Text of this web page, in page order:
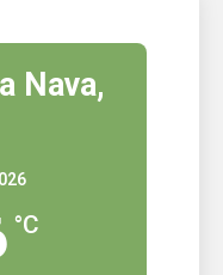
Nava,
°C